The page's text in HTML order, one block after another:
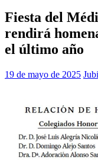
Fiesta del
rendirá
el último año
19 de mayo de 2025